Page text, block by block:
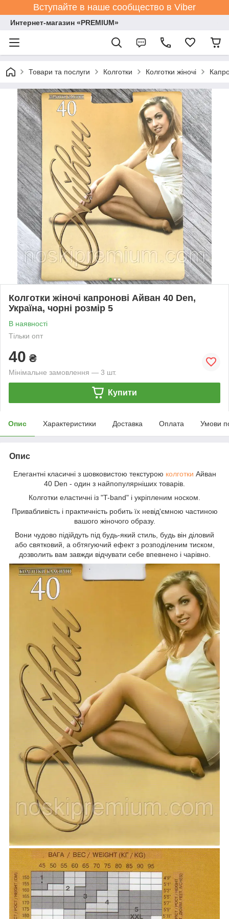
Вступайте в наше сообщество в Viber
Интернет-магазин «PREMIUM»
Товари та послуги Колготки Колготки жіночі
Колготки жіночі капронові Айван 40 Den,
Україна, чорні розмір 5
В наявності
Тільки опт
40 ₴
Мінімальне замовлення — 3 шт.
Купити
Опис Характеристики Доставка Оплата Умови
Опис
Елегантні класичні з шовковистою текстурою колготки Айван
40 Den - один з найпопулярніших товарів.
Колготки еластичні із "T-band" і укріпленим носком.
Привабливість і практичність робить їх невід'ємною частиною
вашого жіночого образу.
Вони чудово підійдуть під будь-який стиль, будь він діловий
або святковий, а обтягуючий ефект з розподіленим тиском,
дозволить вам завжди відчувати себе впевнено і чарівно.